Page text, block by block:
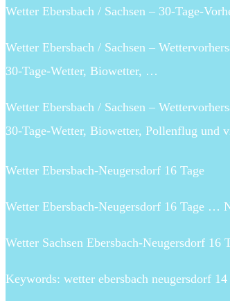
Wetter Ebersbach / Sachsen – 30-Tage-
Wetter Ebersbach / Sachsen –
30-Tage-Wetter, Biowetter, …
Wetter Ebersbach / Sachsen –
30-Tage-Wetter, Biowetter, Pollenflug und
Wetter Ebersbach-Neugersdorf 16 Tage
Wetter Ebersbach-Neugersdorf 16 Tage …
Wetter Sachsen Ebersbach-Neugersdorf 16
Keywords: wetter ebersbach neugersdorf 14